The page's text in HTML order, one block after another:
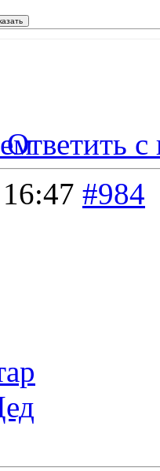
Ответить с
16:47 #984